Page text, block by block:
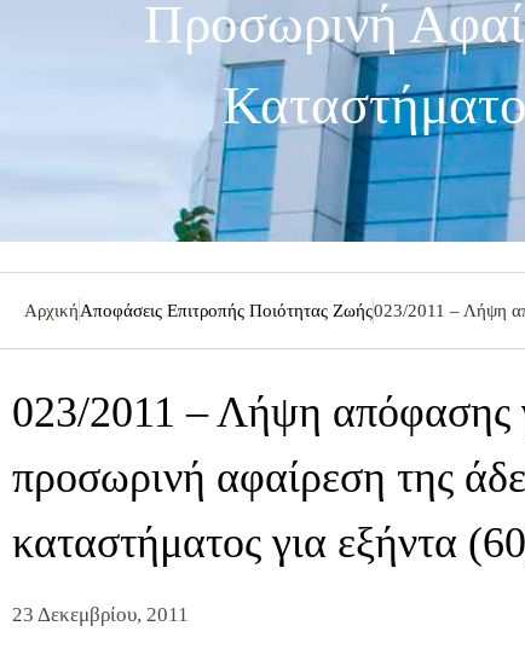
Προσωρινή
ΑρχικήΑποφάσεις Επιτροπής Ποιότητας Ζωής023/2011 – Λήψη
023/2011 – Λήψη απόφασης
προσωρινή αφαίρεση της
καταστήματος για εξήντα
23 Δεκεμβρίου, 2011